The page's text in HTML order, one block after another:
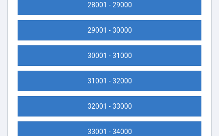
28001 - 29000
29001 - 30000
30001 - 31000
31001 - 32000
32001 - 33000
33001 - 34000